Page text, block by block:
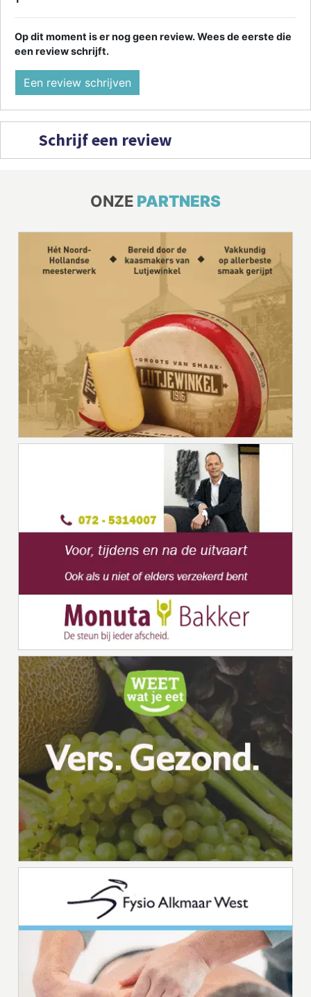
Op dit moment is er nog geen review. Wees de eerste die
een review schrijft.
Een review schrijven
Schrijf een review
ONZE PARTNERS